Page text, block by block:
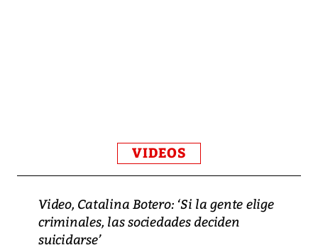
VIDEOS
Video, Catalina Botero: ‘Si la gente elige
criminales, las sociedades deciden
suicidarse’